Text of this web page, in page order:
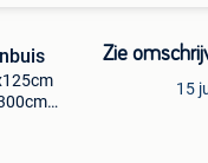
Zie
15